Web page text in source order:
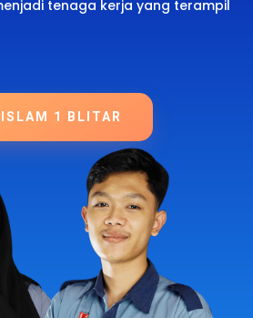
tenaga kerja yang terampil
1 BLITAR